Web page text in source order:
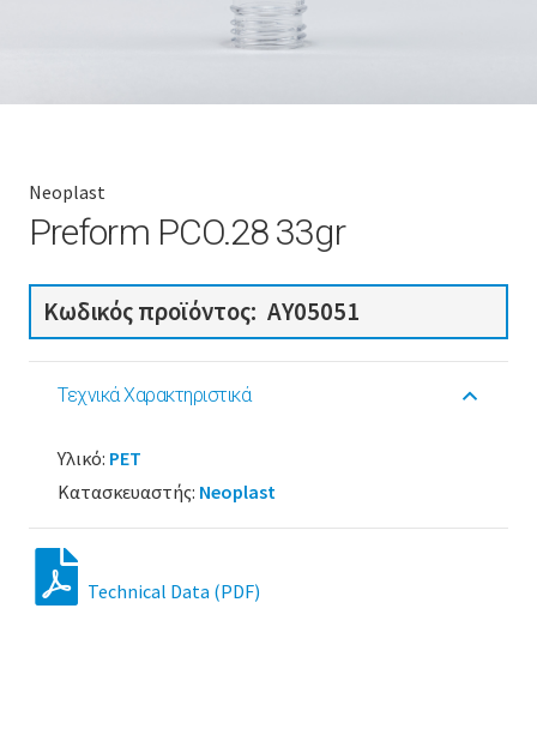
Neoplast
Preform PCO.28 33gr
Κωδικός προϊόντος: AY05051
Τεχνικά Χαρακτηριστικά
Υλικό: PET
Κατασκευαστής: Neoplast
Technical Data (PDF)